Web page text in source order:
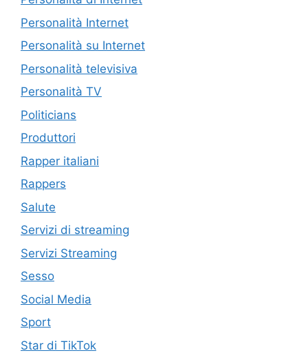
Personalità Internet
Personalità su Internet
Personalità televisiva
Personalità TV
Politicians
Produttori
Rapper italiani
Rappers
Salute
Servizi di streaming
Servizi Streaming
Sesso
Social Media
Sport
Star di TikTok